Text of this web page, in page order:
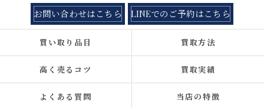
お問い合わせはこちら LINEでのご予約はこちら
買い取り品目 買取方法
高く売るコツ 買取実績
よくある質問 当店の特徴